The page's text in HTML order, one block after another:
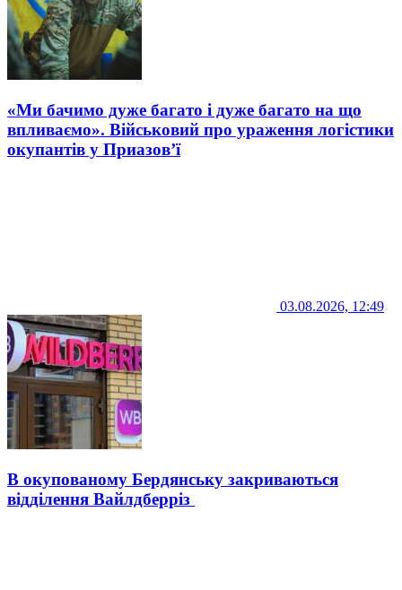
«Ми бачимо дуже багато і дуже багато на що
впливаємо». Військовий про ураження логістики
окупантів у Приазов’ї
03.08.2026, 12:49
В окупованому Бердянську закриваються
відділення Вайлдберріз